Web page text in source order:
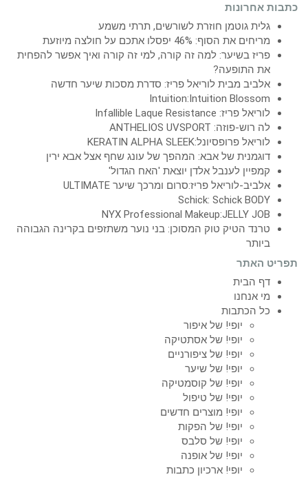
כתבות אחרונות
גלית גוטמן חוזרת לשורשים, תרתי משמע
מריחים את הסוף: 46% יפסלו אתכם על חולצה מיוזעת
פריז בשיער: למה זה קורה, למי זה קורה ואיך אפשר להפחית
את התופעה?
אלביב מבית לוריאל פריז: סדרת מסכות שיער חדשה
Intuition:Intuition Blossom
לוריאל פריז: Infallible Laque Resistance
לה רוש-פוזה: ANTHELIOS UVSPORT
לוריאל פרופסיונל:KERATIN ALPHA SLEEK
דוגמנית של אבא: המהפך של עונג שחף אצל אבא ירין
קמפיין לענבל אלדן יוצאת 'האח הגדול'
אלביב-לוריאל פריז:סרום ומרכך שיער ULTIMATE
Schick: Schick BODY
NYX Professional Makeup:JELLY JOB
טרנד הטיק טוק המסוכן: בני נוער משתזפים בקרינה הגבוהה
ביותר
תפריט האתר
דף הבית
מי אנחנו
כל הכתבות
יופי! של איפור
יופי! של אסתטיקה
יופי! של ציפורניים
יופי! של שיער
יופי! של קוסמטיקה
יופי! של טיפול
יופי! מוצרים חדשים
יופי! של הפקות
יופי! של סלבס
יופי! של אופנה
יופי! ארכיון כתבות